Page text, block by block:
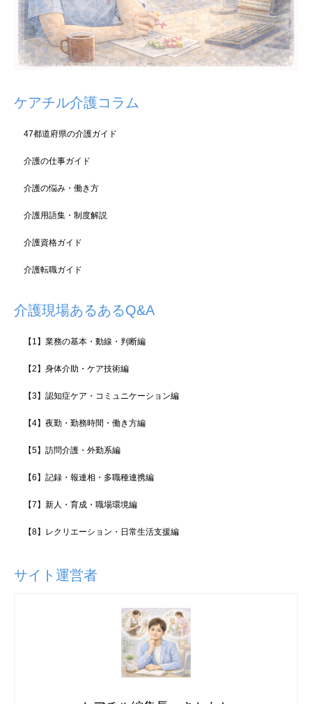
ケアチル介護コラム
47都道府県の介護ガイド
介護の仕事ガイド
介護の悩み・働き方
介護用語集・制度解説
介護資格ガイド
介護転職ガイド
介護現場あるあるQ&A
【1】業務の基本・動線・判断編
【2】身体介助・ケア技術編
【3】認知症ケア・コミュニケーション編
【4】夜勤・勤務時間・働き方編
【5】訪問介護・外勤系編
【6】記録・報連相・多職種連携編
【7】新人・育成・職場環境編
【8】レクリエーション・日常生活支援編
サイト運営者